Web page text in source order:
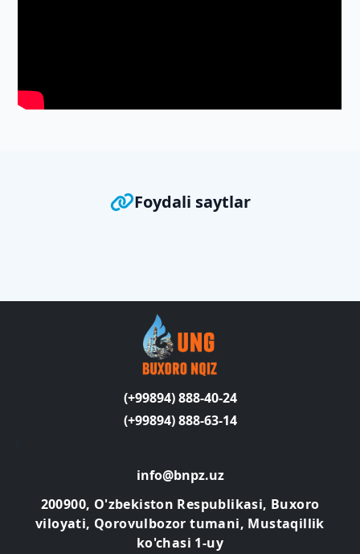
Foydali saytlar
(+99894) 888-40-24
(+99894) 888-63-14
info@bnpz.uz
200900, O'zbekiston Respublikasi, Buxoro
viloyati, Qorovulbozor tumani, Mustaqillik
ko'chasi 1-uy